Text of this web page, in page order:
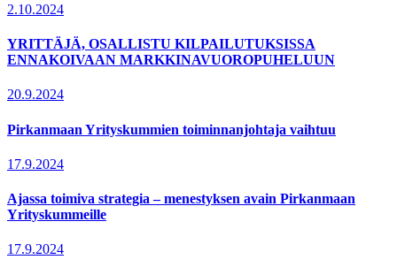
2.10.2024
YRITTÄJÄ, OSALLISTU KILPAILUTUKSISSA
ENNAKOIVAAN MARKKINAVUOROPUHELUUN
20.9.2024
Pirkanmaan Yrityskummien toiminnanjohtaja vaihtuu
17.9.2024
Ajassa toimiva strategia – menestyksen avain Pirkanmaan
Yrityskummeille
17.9.2024